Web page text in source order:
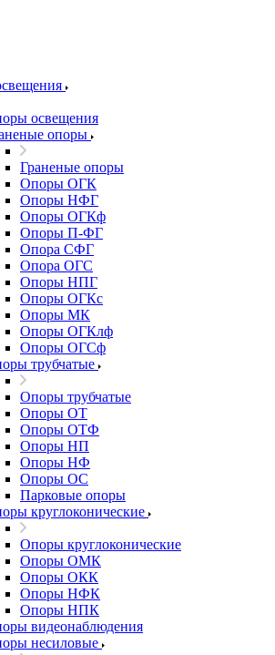
освещения
опоры
Граненые опоры
Опоры ОГК
Опоры НФГ
Опоры ОГКф
Опоры П-ФГ
Опора СФГ
Опора ОГС
Опоры НПГ
Опоры ОГКс
Опоры МК
Опоры ОГКлф
Опоры ОГСф
трубчатые
Опоры трубчатые
Опоры ОТ
Опоры ОТФ
Опоры НП
Опоры НФ
Опоры ОС
Парковые опоры
круглоконические
Опоры круглоконические
Опоры ОМК
Опоры ОКК
Опоры НФК
Опоры НПК
видеонаблюдения
несиловые